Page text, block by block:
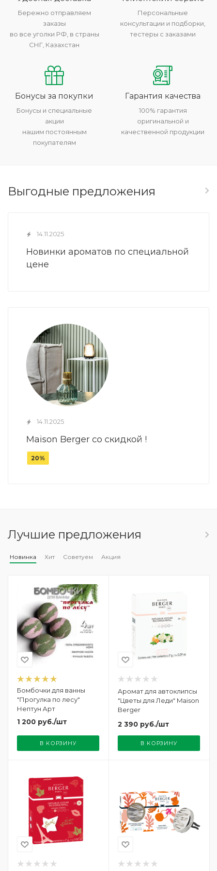
Бережно отправляем
заказы
во все уголки РФ, в страны
СНГ, Казахстан
Персональные
консультации и подборки,
тестеры с заказами
Бонусы за покупки
Бонусы и специальные
акции
нашим постоянным
покупателям
Гарантия качества
100% гарантия
оригинальной и
качественной продукции
Выгодные предложения
14.11.2025
Новинки ароматов по специальной
цене
14.11.2025
Maison Berger со скидкой !
20%
Лучшие предложения
Новинка Хит Советуем Акция
Бомбочки для ванны
"Прогулка по лесу"
Нептун Арт
1 200 руб./шт
В КОРЗИНУ
Аромат для автоклипсы
"Цветы для Леди" Maison
Berger
2 390 руб./шт
В КОРЗИНУ